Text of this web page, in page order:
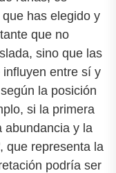
has elegido y
que no
sino que las
entre sí y
la posición
si la primera
abundancia y la
que representa la
podría ser